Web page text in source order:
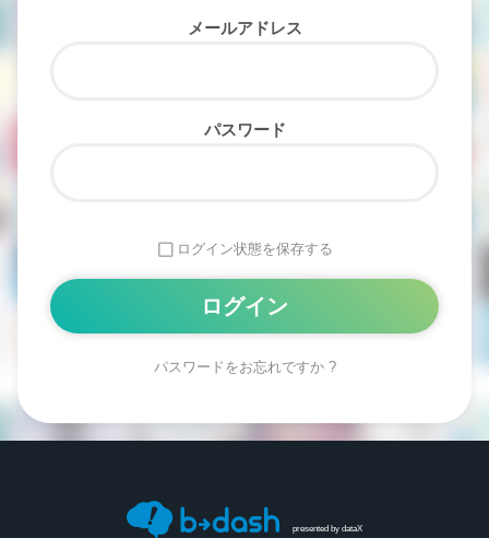
メールアドレス
パスワード
ログイン状態を保存する
パスワードをお忘れですか ?
presented by dataX